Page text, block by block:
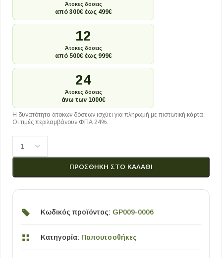
Άτοκες δόσεις
από 300€ έως 499€
12
Άτοκες δόσεις
από 500€ έως 999€
24
Άτοκες δόσεις
άνω των 1000€
Η δυνατότητα άτοκων δόσεων ισχύει για πληρωμή με πιστωτική κάρτα.
Οι τιμές περιλαμβάνουν ΦΠΑ 24%.
ΠΡΟΣΘΉΚΗ ΣΤΟ ΚΑΛΆΘΙ
Κωδικός προϊόντος: GP009-0006
Κατηγορία: Παπουτσοθήκες